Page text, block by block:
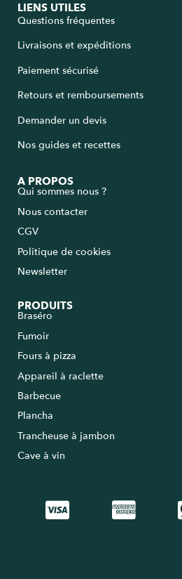
LIENS UTILES
Questions fréquentes
Livraisons et expéditions
Paiement sécurisé
Retours et remboursements
Demander un devis
Nos guides et recettes
A PROPOS
Qui sommes nous ?
Nous contacter
CGV
Politique de cookies
Newsletter
PRODUITS
Braséro
Fumoir
Fours à pizza
Appareil à raclette
Barbecue
Plancha
Trancheuse à jambon
Cave à vin